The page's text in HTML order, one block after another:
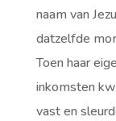
naam van
datzelfde
Toen haar
inkomsten
vast en